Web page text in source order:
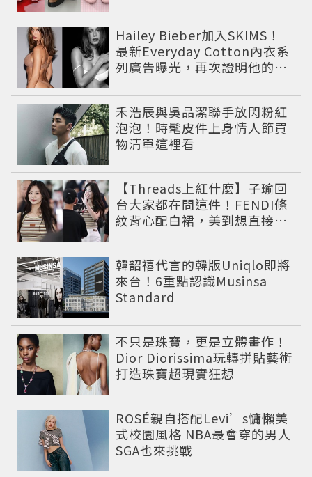
Hailey Bieber加入SKIMS！
最新Everyday Cotton內衣系
列廣告曝光，再次證明他的帶
禾浩辰與吳品潔聯手放閃粉紅
泡泡！時髦皮件上身情人節買
物清單這裡看
【Threads上紅什麼】子瑜回
台大家都在問這件！FENDI條
紋背心配白裙，美到想直接複
韓韶禧代言的韓版Uniqlo即將
來台！6重點認識Musinsa
Standard
不只是珠寶，更是立體畫作！
Dior Diorissima玩轉拼貼藝術
打造珠寶超現實狂想
ROSÉ親自搭配Levi’s慵懶美
式校園風格 NBA最會穿的男人
SGA也來挑戰